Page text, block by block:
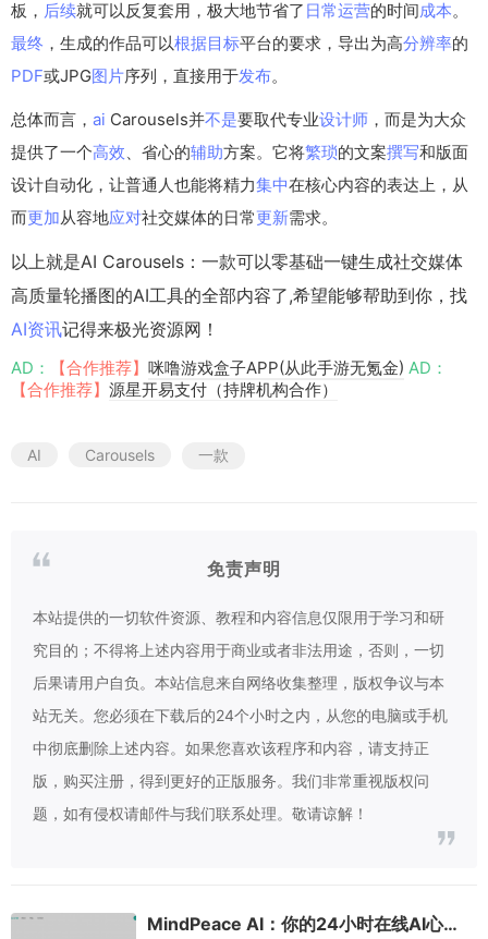
板， 后续就可以反复套用，极大地节省了 日常运营的时间成本。
最终 ，生成的作品可以根据目标平台的要求，导出为高分辨率的
PDF或JPG图片序列，直接用于发布。
总体而言， ai Carousels并不是要取代专业设计师 ，而是为大众
提供了一个高效、省心的辅助方案。它将繁琐的文案撰写和版面
设计自动化，让普通人也能将精力集中在核心内容的表达上，从
而更加从容地应对社交媒体的日常更新需求。
以上就是AI Carousels：一款可以零基础一键生成社交媒体
高质量轮播图的AI工具的全部内容了,希望能够帮助到你，找
AI资讯记得来极光资源网！
AD： 【合作推荐】 咪噜游戏盒子APP(从此手游无氪金) AD：
【合作推荐】 源星开易支付（持牌机构合作）
AI Carousels 一款
免责声明
本站提供的一切软件资源、教程和内容信息仅限用于学习和研
究目的；不得将上述内容用于商业或者非法用途，否则，一切
后果请用户自负。本站信息来自网络收集整理，版权争议与本
站无关。您必须在下载后的24个小时之内，从您的电脑或手机
中彻底删除上述内容。如果您喜欢该程序和内容，请支持正
版，购买注册，得到更好的正版服务。我们非常重视版权问
题，如有侵权请邮件与我们联系处理。敬请谅解！
MindPeace AI：你的24小时在线AI心理疗愈助手与情绪管理神器